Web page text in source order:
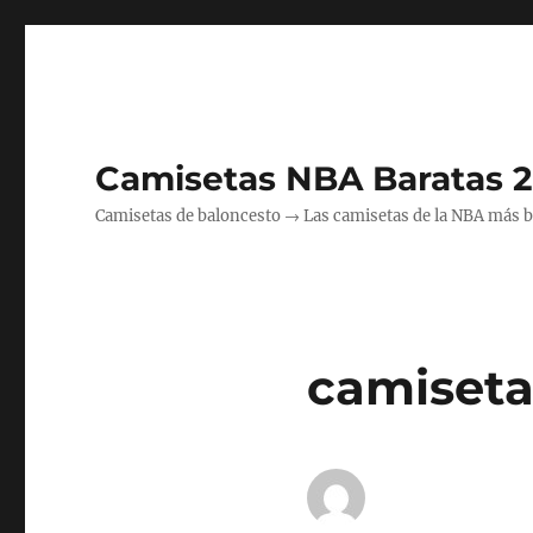
Camisetas NBA Baratas
Camisetas de baloncesto → Las camisetas de la NBA más